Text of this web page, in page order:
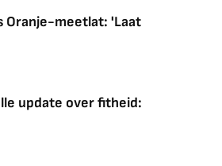
Oranje-meetlat: 'Laat
update over fitheid: